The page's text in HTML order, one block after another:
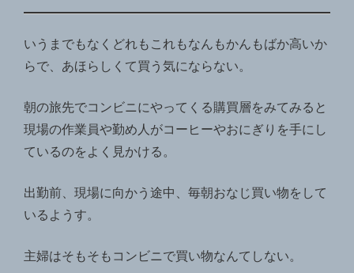
いうまでもなくどれもこれもなんもかんもばか高いか
らで、あほらしくて買う気にならない。
朝の旅先でコンビニにやってくる購買層をみてみると
現場の作業員や勤め人がコーヒーやおにぎりを手にし
ているのをよく見かける。
出勤前、現場に向かう途中、毎朝おなじ買い物をして
いるようす。
主婦はそもそもコンビニで買い物なんてしない。